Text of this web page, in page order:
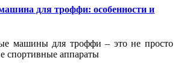
для троффи: особенности и
машины для троффи – это не просто
спортивные аппараты